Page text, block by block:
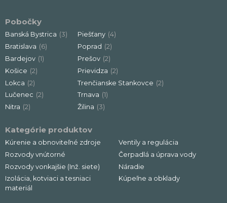
Pobočky
Banská Bystrica (3)
Bratislava (6)
Bardejov (1)
Košice (2)
Lokca (2)
Lučenec (2)
Nitra (2)
Piešťany (4)
Poprad (2)
Prešov (2)
Prievidza (2)
Trenčianske Stankovce (2)
Trnava (1)
Žilina (3)
Kategórie produktov
Kúrenie a obnoviteľné zdroje
Rozvody vnútorné
Rozvody vonkajšie (Inž. siete)
Izolácia, kotviaci a tesniaci
materiál
Ventily a regulácia
Čerpadlá a úprava vody
Náradie
Kúpeľne a obklady